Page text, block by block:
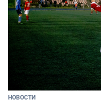
НОВОСТИ